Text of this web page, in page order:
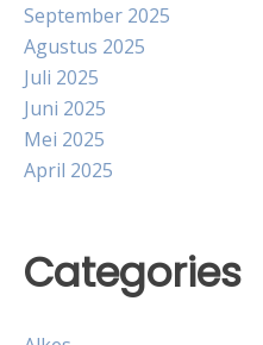
September 2025
Agustus 2025
Juli 2025
Juni 2025
Mei 2025
April 2025
Categories